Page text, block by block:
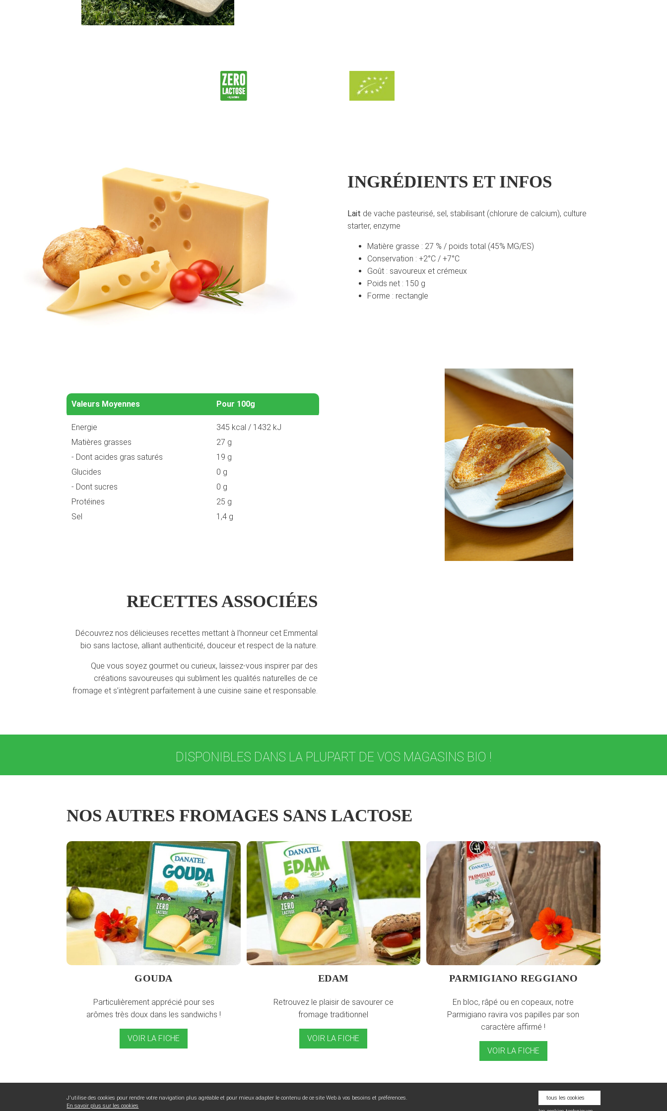
INGRÉDIENTS ET INFOS
Lait de vache pasteurisé, sel, stabilisant (chlorure de calcium), culture
starter, enzyme
Matière grasse : 27 % / poids total (45% MG/ES)
Conservation : +2°C / +7°C
Goût : savoureux et crémeux
Poids net : 150 g
Forme : rectangle
Valeurs Moyennes Pour 100g
Energie
345 kcal / 1432 kJ
Matières grasses
27 g
- Dont acides gras saturés
19 g
Glucides
0 g
- Dont sucres
0 g
Protéines
25 g
Sel
1,4 g
RECETTES ASSOCIÉES
Découvrez nos délicieuses recettes mettant à l’honneur cet Emmental
bio sans lactose, alliant authenticité, douceur et respect de la nature.
Que vous soyez gourmet ou curieux, laissez-vous inspirer par des
créations savoureuses qui subliment les qualités naturelles de ce
fromage et s’intègrent parfaitement à une cuisine saine et responsable.
DISPONIBLES DANS LA PLUPART DE VOS MAGASINS BIO !
NOS AUTRES FROMAGES SANS LACTOSE
GOUDA
Particulièrement apprécié pour ses
arômes très doux dans les sandwichs !
VOIR LA FICHE
EDAM
Retrouvez le plaisir de savourer ce
fromage traditionnel
VOIR LA FICHE
PARMIGIANO REGGIANO
En bloc, râpé ou en copeaux, notre
Parmigiano ravira vos papilles par son
caractère affirmé !
VOIR LA FICHE
J'utilise des cookies pour rendre votre navigation plus agréable et pour mieux adapter le contenu de ce site Web à vos besoins et préférences.
En savoir plus sur les cookies
tous les cookies